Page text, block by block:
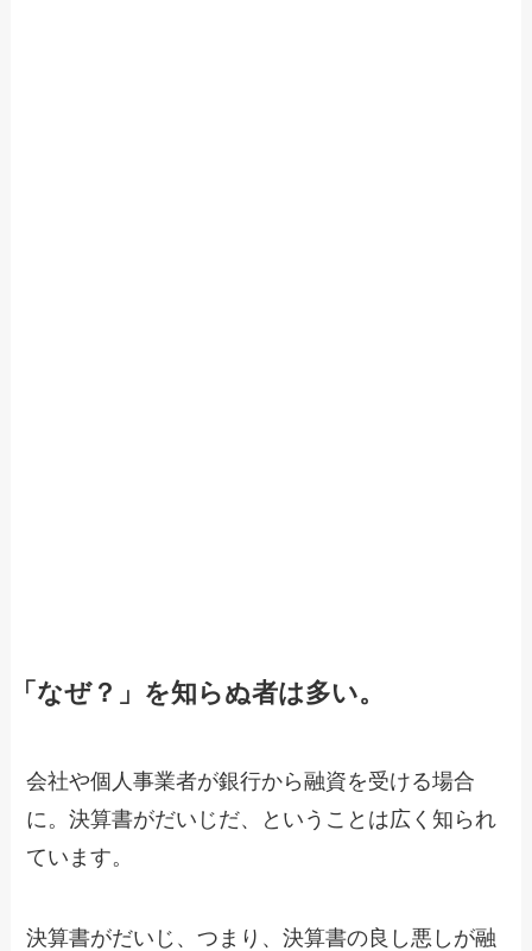
「なぜ？」を知らぬ者は多い。
会社や個人事業者が銀行から融資を受ける場合
に。決算書がだいじだ、ということは広く知られ
ています。
決算書がだいじ、つまり、決算書の良し悪しが融